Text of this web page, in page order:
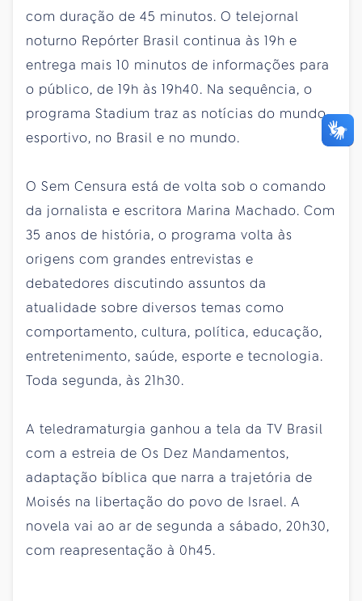
com duração de 45 minutos. O telejornal
noturno Repórter Brasil continua às 19h e
entrega mais 10 minutos de informações para
o público, de 19h às 19h40. Na sequência, o
programa Stadium traz as notícias do mundo
esportivo, no Brasil e no mundo.
O Sem Censura está de volta sob o comando
da jornalista e escritora Marina Machado. Com
35 anos de história, o programa volta às
origens com grandes entrevistas e
debatedores discutindo assuntos da
atualidade sobre diversos temas como
comportamento, cultura, política, educação,
entretenimento, saúde, esporte e tecnologia.
Toda segunda, às 21h30.
A teledramaturgia ganhou a tela da TV Brasil
com a estreia de Os Dez Mandamentos,
adaptação bíblica que narra a trajetória de
Moisés na libertação do povo de Israel. A
novela vai ao ar de segunda a sábado, 20h30,
com reapresentação à 0h45.